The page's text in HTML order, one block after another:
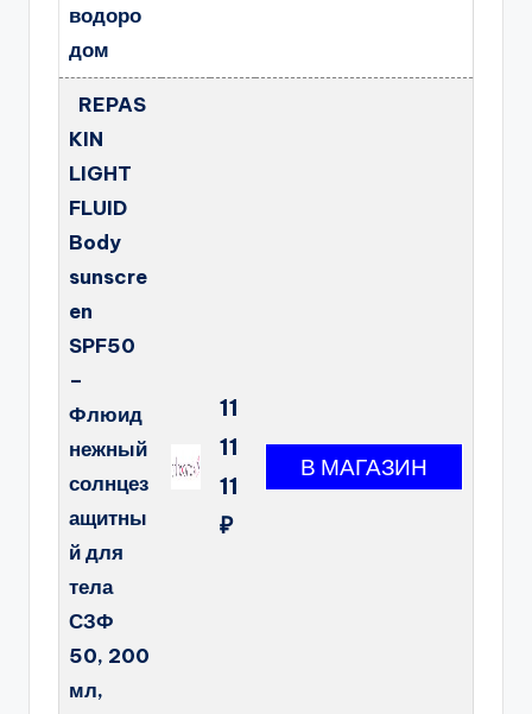
водоро
дом
REPAS
KIN
LIGHT
FLUID
Body
sunscre
en
SPF50
–
Флюид
нежный
солнцез
ащитны
й для
тела
СЗФ
50, 200
мл,
11
11
11
₽